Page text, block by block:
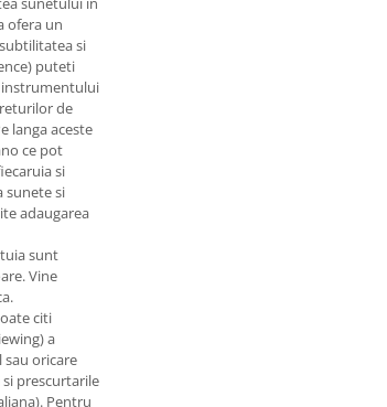
ofera un
si
puteti
instrumentului
de
langa aceste
ce pot
si
sunete si
adaugarea
sunt
Vine
citi
a
sau oricare
prescurtarile
Pentru